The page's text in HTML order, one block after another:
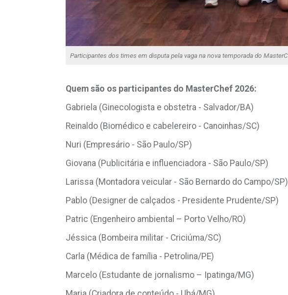
Participantes dos times em disputa pela vaga na nova temporada do
Quem são os participantes do MasterChef 2026:
Gabriela (Ginecologista e obstetra - Salvador/BA)
Reinaldo (Biomédico e cabelereiro - Canoinhas/SC)
Nuri (Empresário - São Paulo/SP)
Giovana (Publicitária e influenciadora - São Paulo/SP)
Larissa (Montadora veicular - São Bernardo do Campo/SP)
Pablo (Designer de calçados - Presidente Prudente/SP)
Patric (Engenheiro ambiental – Porto Velho/RO)
Jéssica (Bombeira militar - Criciúma/SC)
Carla (Médica de família - Petrolina/PE)
Marcelo (Estudante de jornalismo – Ipatinga/MG)